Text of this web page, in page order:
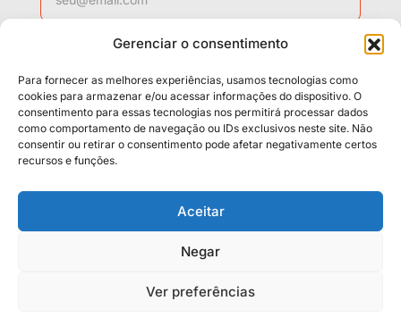
Gerenciar o consentimento
Para fornecer as melhores experiências, usamos tecnologias como
cookies para armazenar e/ou acessar informações do dispositivo. O
consentimento para essas tecnologias nos permitirá processar dados
como comportamento de navegação ou IDs exclusivos neste site. Não
consentir ou retirar o consentimento pode afetar negativamente certos
recursos e funções.
Aceitar
Negar
Ver preferências
Solicitar contato
Políticas Cookies Termos
© 2026 Casa da Mídia. Todos os direitos reservados.